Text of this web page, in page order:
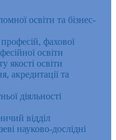
освіти та бізнес-
фахової
освіти
якості освіти
акредитації та
діяльності
відділ
науково-дослідні